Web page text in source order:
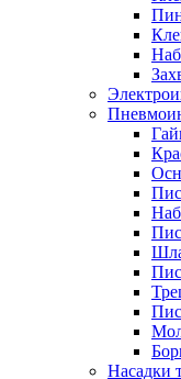
Насадки